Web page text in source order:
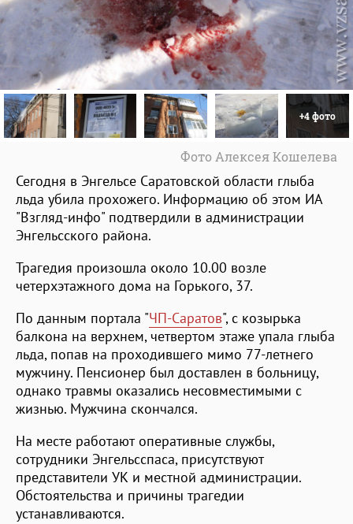
+4 фото
Фото Алексея Кошелева
Сегодня в Энгельсе Саратовской области глыба
льда убила прохожего. Информацию об этом ИА
"Взгляд-инфо" подтвердили в администрации
Энгельсского района.
Трагедия произошла около 10.00 возле
четерхэтажного дома на Горького, 37.
По данным портала "ЧП-Саратов", с козырька
балкона на верхнем, четвертом этаже упала глыба
льда, попав на проходившего мимо 77-летнего
мужчину. Пенсионер был доставлен в больницу,
однако травмы оказались несовместимыми с
жизнью. Мужчина скончался.
На месте работают оперативные службы,
сотрудники Энгельсспаса, присутствуют
представители УК и местной администрации.
Обстоятельства и причины трагедии
устанавливаются.